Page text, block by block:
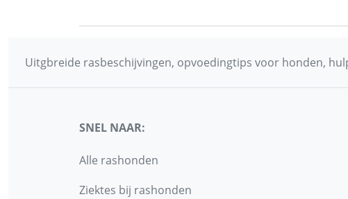
Uitgbreide rasbeschijvingen, opvoedingtips voor honden,
SNEL NAAR:
Alle rashonden
Ziektes bij rashonden